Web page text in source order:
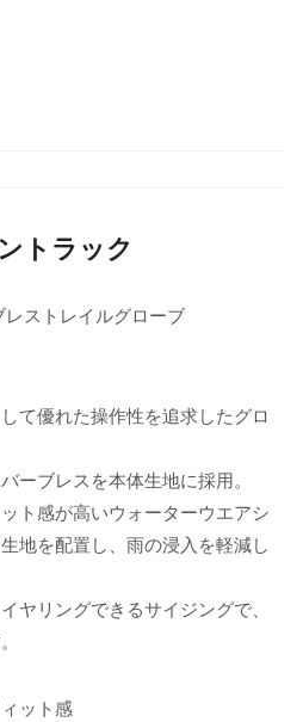
トラック
ストレイルグローブ
て優れた操作性を追求したグロ
ーブレスを本体生地に採用。
ト感が高いウォーターウエアシ
地を配置し、雨の浸入を軽減し
ヤリングできるサイジングで、
ット感